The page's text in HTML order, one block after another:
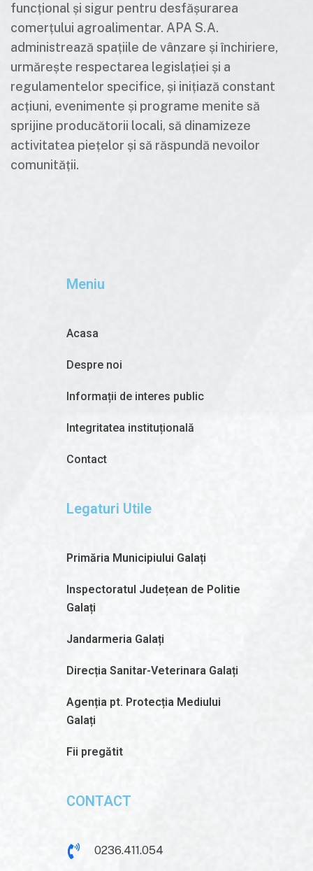
funcțional și sigur pentru desfășurarea
comerțului agroalimentar. APA S.A.
administrează spațiile de vânzare și închiriere,
urmărește respectarea legislației și a
regulamentelor specifice, și inițiază constant
acțiuni, evenimente și programe menite să
sprijine producătorii locali, să dinamizeze
activitatea piețelor și să răspundă nevoilor
comunității.
Meniu
Acasa
Despre noi
Informații de interes public
Integritatea instituțională
Contact
Legaturi Utile
Primăria Municipiului Galați
Inspectoratul Județean de Politie
Galați
Jandarmeria Galați
Direcția Sanitar-Veterinara Galați
Agenția pt. Protecția Mediului
Galați
Fii pregătit
CONTACT
0236.411.054